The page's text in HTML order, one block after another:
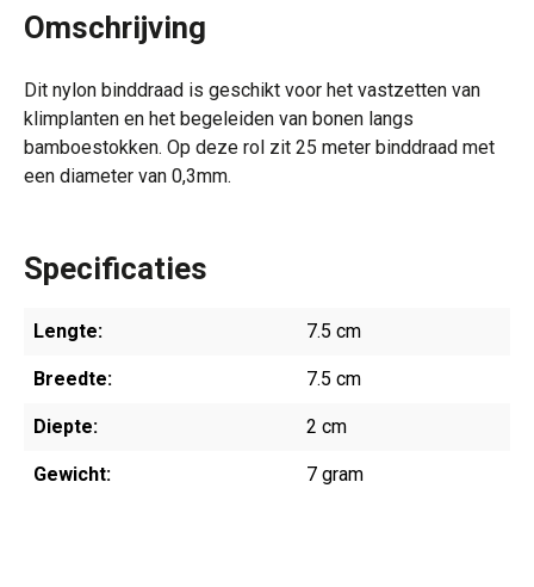
Omschrijving
Dit nylon binddraad is geschikt voor het vastzetten van
klimplanten en het begeleiden van bonen langs
bamboestokken. Op deze rol zit 25 meter binddraad met
een diameter van 0,3mm.
Specificaties
Lengte: 7.5 cm
Breedte: 7.5 cm
Diepte: 2 cm
Gewicht: 7 gram